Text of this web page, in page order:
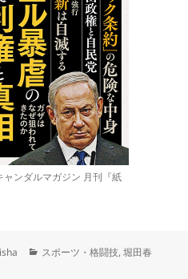
ンダルマガジン 月刊『紙
カ
スポーツ・格闘技,堀田春